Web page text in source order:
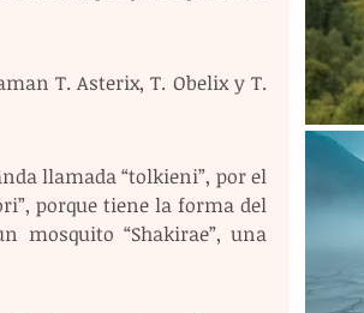
T. Asterix, T. Obelix y T.
llamada “tolkieni”, por el
porque tiene la forma del
mosquito “Shakirae”, una